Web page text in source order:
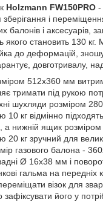
Holzmann FW150PRO -
і
балонів і аксесуарів,
якого становить 130 кг.
до деформацій,
довготривалу,
512х360 мм
тримати під рукою
шухляди розміром
10 кг відмінно
а нижній ящик
20 кг зручний для
газового балона -
Ø 16x38 мм і
гальма на передніх
візок для
зафіксувати його у